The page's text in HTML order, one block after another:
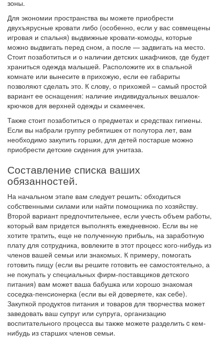
зоны.
Для экономии пространства вы можете приобрести
двухъярусные кровати либо (особенно, если у вас совмещены
игровая и спальня) выдвижные кровати-комоды, которые
можно выдвигать перед сном, а после — задвигать на место.
Стоит позаботиться и о наличии детских шкафчиков, где будет
храниться одежда малышей. Расположите их в спальной
комнате или вынесите в прихожую, если ее габариты
позволяют сделать это. К слову, о прихожей – самый простой
вариант ее оснащения: наличие индивидуальных вешалок-
крючков для верхней одежды и скамеечек.
Также стоит позаботиться о предметах и средствах гигиены.
Если вы набрали группу ребятишек от полутора лет, вам
необходимо закупить горшки, для детей постарше можно
приобрести детские сидения для унитаза.
Составление списка ваших
обязанностей.
На начальном этапе вам следует решить: обходиться
собственными силами или найти помощника по хозяйству.
Второй вариант предпочтительнее, если учесть объем работы,
который вам придется выполнять ежедневною. Если вы не
хотите тратить, еще не полученную прибыль, на заработную
плату для сотрудника, вовлеките в этот процесс кого-нибудь из
членов вашей семьи или знакомых. К примеру, помогать
готовить пищу (если вы решите готовить ее самостоятельно, а
не покупать у специальных фирм-поставщиков детского
питания) вам может ваша бабушка или хорошо знакомая
соседка-пенсионерка (если вы ей доверяете, как себе).
Закупкой продуктов питания и товаров для творчества может
заведовать ваш супруг или супруга, организацию
воспитательного процесса вы также можете разделить c кем-
нибудь из старших членов семьи.